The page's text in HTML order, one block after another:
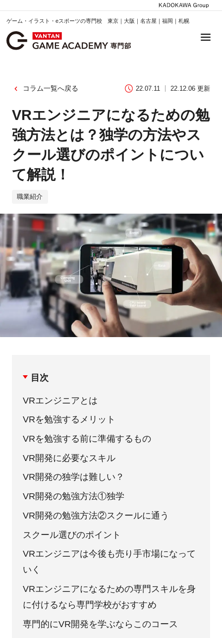
ゲーム・イラスト・eスポーツの専門校 東京｜大阪｜名古屋｜福岡｜札幌
コラム一覧へ戻る 22.07.11 22.12.06 更新
VRエンジニアになるための勉
強方法とは？独学の方法やス
クール選びのポイントについ
て解説！
職業紹介
目次
VRエンジニアとは
VRを勉強するメリット
VRを勉強する前に準備するもの
VR開発に必要なスキル
VR開発の独学は難しい？
VR開発の勉強方法①独学
VR開発の勉強方法②スクールに通う
スクール選びのポイント
VRエンジニアは今後も売り手市場になって
いく
VRエンジニアになるための専門スキルを身
に付けるなら専門学校がおすすめ
専門的にVR開発を学ぶならこのコース